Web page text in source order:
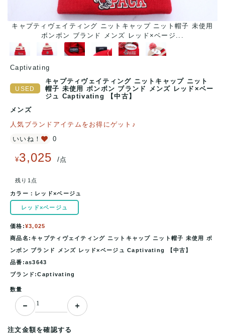
キャプティヴェイティング ニットキャップ ニット帽子 未使用
ボンボン ブランド メンズ レッド×ベージ...
Captivating
キャプティヴェイティング ニットキャップ ニット
帽子 未使用 ボンボン ブランド メンズ レッド×ベー
ジュ Captivating 【中古】
メンズ
人気ブランドアイテムをお得にゲット♪
いいね！
0
¥3,025 / 点
残り1点
カラー： レッド×ベージュ
レッド×ベージュ
価格:¥3,025
商品名:キャプティヴェイティング ニットキャップ ニット帽子 未使用 ボ
ンボン ブランド メンズ レッド×ベージュ Captivating 【中古】
品番:as3643
ブランド:Captivating
数量
注文金額を確認する